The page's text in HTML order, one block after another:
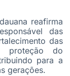
reafirma
das
das
proteção do
para a
gerações.